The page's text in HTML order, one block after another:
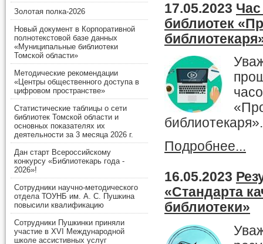
Золотая полка-2026
Новый документ в Корпоративной
полнотекстовой базе данных
«Муниципальные библиотеки
Томской области»
Методические рекомендации
«Центры общественного доступа в
цифровом пространстве»
Статистические таблицы о сети
библиотек Томской области и
основных показателях их
деятельности за 3 месяца 2026 г.
Дан старт Всероссийскому
конкурсу «Библиотекарь года -
2026»!
Сотрудники научно-методического
отдела ТОУНБ им. А. С. Пушкина
повысили квалификацию
Сотрудники Пушкинки приняли
участие в XVI Международной
школе ассистивных услуг
17.05.2023
библиотек
библиотекаря».
Подробнее...
16.05.2023
«Стандарта
библиотеки»